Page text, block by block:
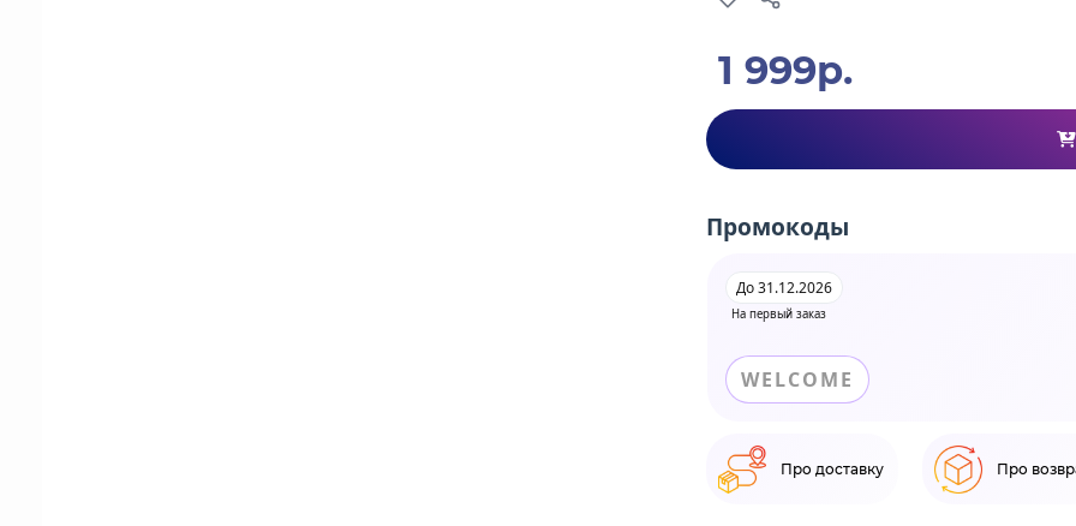
1 999р.
Промокоды
На первый заказ
До 31.12.2026
WELCOME
Про доставку Про